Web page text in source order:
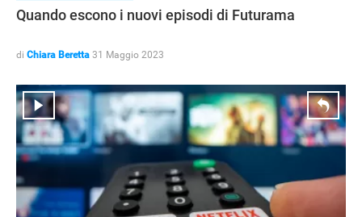
APPLE
Quando escono i nuovi episodi di Futurama
di Chiara Beretta 31 Maggio 2023